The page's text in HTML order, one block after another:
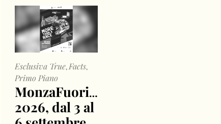
MonzaFuoriGP
2026, dal 3 al
Esclusiva True, Facts,
Primo Piano